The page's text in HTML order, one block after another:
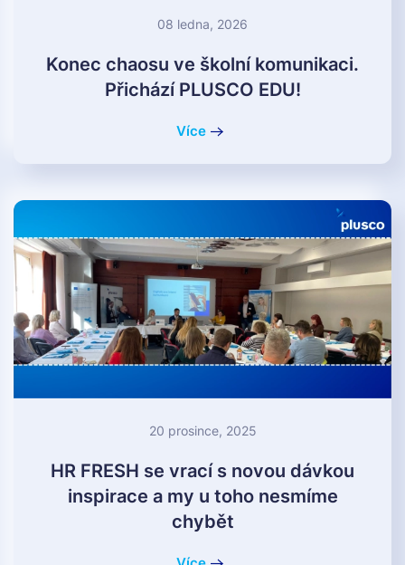
08 ledna, 2026
Konec chaosu ve školní komunikaci.
Přichází PLUSCO EDU!
Více
20 prosince, 2025
HR FRESH se vrací s novou dávkou
inspirace a my u toho nesmíme
chybět